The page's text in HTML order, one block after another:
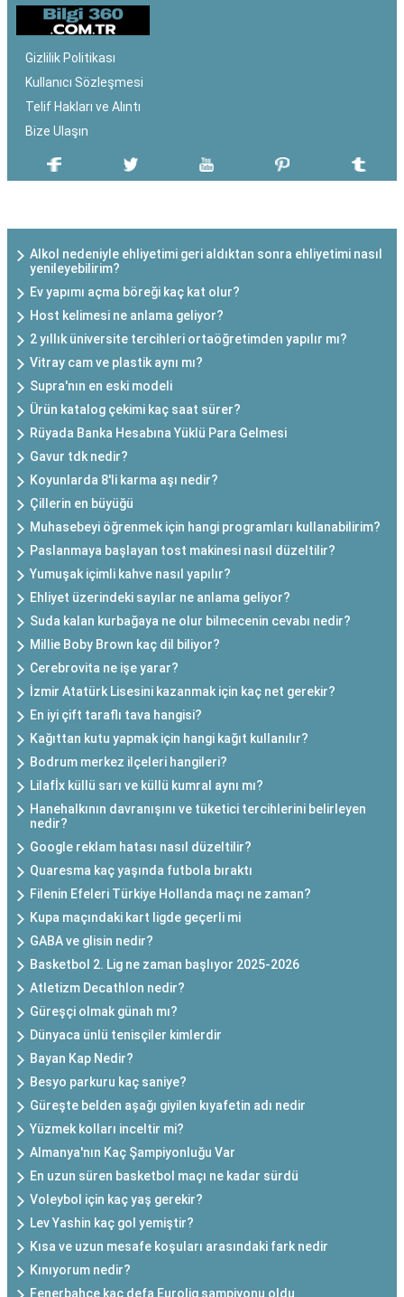
Gizlilik Politikası
Kullanıcı Sözleşmesi
Telif Hakları ve Alıntı
Bize Ulaşın
Alkol nedeniyle ehliyetimi geri aldıktan sonra ehliyetimi nasıl
yenileyebilirim?
Ev yapımı açma böreği kaç kat olur?
Host kelimesi ne anlama geliyor?
2 yıllık üniversite tercihleri ortaöğretimden yapılır mı?
Vitray cam ve plastik aynı mı?
Supra'nın en eski modeli
Ürün katalog çekimi kaç saat sürer?
Rüyada Banka Hesabına Yüklü Para Gelmesi
Gavur tdk nedir?
Koyunlarda 8'li karma aşı nedir?
Çillerin en büyüğü
Muhasebeyi öğrenmek için hangi programları kullanabilirim?
Paslanmaya başlayan tost makinesi nasıl düzeltilir?
Yumuşak içimli kahve nasıl yapılır?
Ehliyet üzerindeki sayılar ne anlama geliyor?
Suda kalan kurbağaya ne olur bilmecenin cevabı nedir?
Millie Boby Brown kaç dil biliyor?
Cerebrovita ne işe yarar?
İzmir Atatürk Lisesini kazanmak için kaç net gerekir?
En iyi çift taraflı tava hangisi?
Kağıttan kutu yapmak için hangi kağıt kullanılır?
Bodrum merkez ilçeleri hangileri?
Lilafİx küllü sarı ve küllü kumral aynı mı?
Hanehalkının davranışını ve tüketici tercihlerini belirleyen
nedir?
Google reklam hatası nasıl düzeltilir?
Quaresma kaç yaşında futbola bıraktı
Filenin Efeleri Türkiye Hollanda maçı ne zaman?
Kupa maçındaki kart ligde geçerli mi
GABA ve glisin nedir?
Basketbol 2. Lig ne zaman başlıyor 2025-2026
Atletizm Decathlon nedir?
Güreşçi olmak günah mı?
Dünyaca ünlü tenisçiler kimlerdir
Bayan Kap Nedir?
Besyo parkuru kaç saniye?
Güreşte belden aşağı giyilen kıyafetin adı nedir
Yüzmek kolları inceltir mi?
Almanya'nın Kaç Şampiyonluğu Var
En uzun süren basketbol maçı ne kadar sürdü
Voleybol için kaç yaş gerekir?
Lev Yashin kaç gol yemiştir?
Kısa ve uzun mesafe koşuları arasındaki fark nedir
Kınıyorum nedir?
Fenerbahçe kaç defa Eurolig şampiyonu oldu